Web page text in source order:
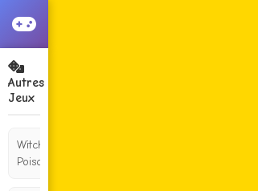
Autres
Jeux
Witch's
Poison